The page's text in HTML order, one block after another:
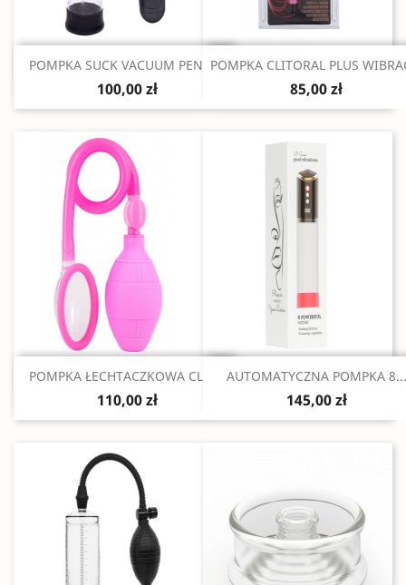
Szybki podgląd
POMPKA SUCK VACUUM PENIS...
100,00 zł
Szybki podgląd
POMPKA CLITORAL PLUS
85,00 zł
Szybki podgląd
POMPKA ŁECHTACZKOWA CLIT...
110,00 zł
Szybki podgląd
AUTOMATYCZNA POMPKA 8...
145,00 zł